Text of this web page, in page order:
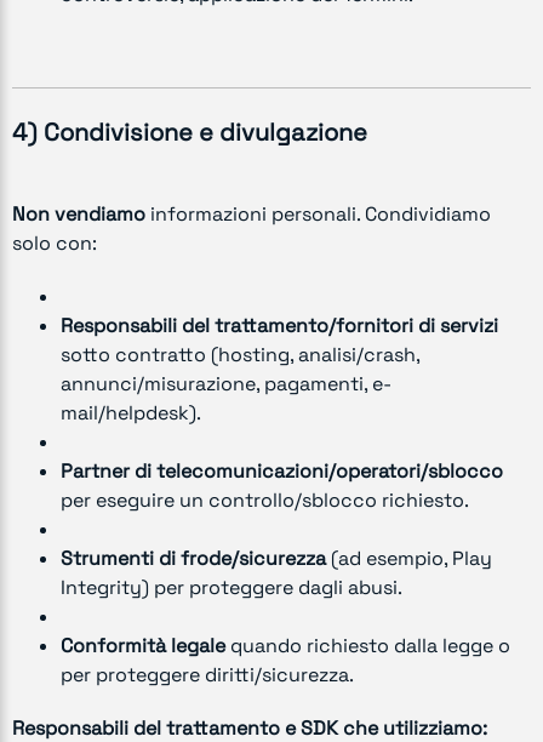
4) Condivisione e divulgazione
Non vendiamo informazioni personali. Condividiamo
solo con:
Responsabili del trattamento/fornitori di servizi
sotto contratto (hosting, analisi/crash,
annunci/misurazione, pagamenti, e-
mail/helpdesk).
Partner di telecomunicazioni/operatori/sblocco
per eseguire un controllo/sblocco richiesto.
Strumenti di frode/sicurezza(ad esempio, Play
Integrity) per proteggere dagli abusi.
Conformità legalequando richiesto dalla legge o
per proteggere diritti/sicurezza.
Responsabili del trattamento e SDK che utilizziamo: